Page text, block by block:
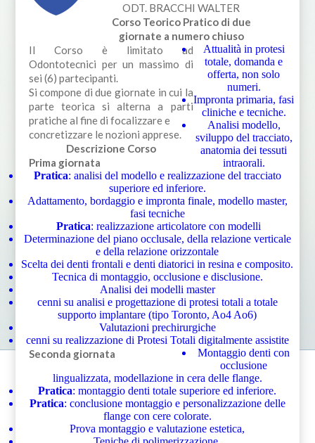
ODT. BRACCHI WALTER
Corso Teorico Pratico di due
giornate a numero chiuso
Il Corso è limitato ad
Odontotecnici per un massimo di
sei (6) partecipanti.
Si compone di due giornate in cui la
parte teorica si alterna a parti
pratiche al fine di focalizzare e
concretizzare le nozioni apprese.
Descrizione Corso
Prima giornata
Attualità in protesi
totale, domanda e
offerta, non solo
numeri.
Impronta primaria, fasi
cliniche e tecniche.
Analisi modello,
sviluppo del tracciato,
anatomia dei tessuti
intraorali.
Pratica: analisi del modello e realizzazione del tracciato
superiore ed inferiore.
Adattamento, bordaggio e impronta finale, modello master,
fasi tecniche
Pratica: realizzazione articolatore con modelli
Determinazione del piano occlusale, della relazione verticale
e della relazione orizzontale
Scelta dei denti frontali e denti diatorici in resina e composito.
Tecnica di montaggio, occlusione e disclusione.
Analisi dei modelli master
cenni su analisi e progettazione di protesi totali a totale
supporto implantare (tipo Toronto, Ao4 Ao6)
Valutazioni prechirurgiche
cenni su realizzazione di Protesi Totali digitalmente assistite
Seconda giornata
Montaggio denti con
occlusione
lingualizzata, modellazione in cera delle flange.
Pratica: montaggio denti totale superiore ed inferiore.
Pratica: conclusione montaggio e personalizzazione delle
flange con cere colorate.
Prova montaggio e valutazione estetica,